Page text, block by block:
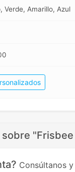
Verde, Amarillo, Azul
sobre
Consúltanos